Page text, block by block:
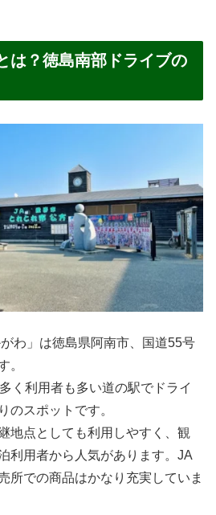
は？徳島南部ドライブの
わ」は徳島県阿南市、国道55号
。
く利用者も多い道の駅でドライ
のスポットです。
地点としても利用しやすく、観
利用者から人気があります。JA
所での商品はかなり充実していま